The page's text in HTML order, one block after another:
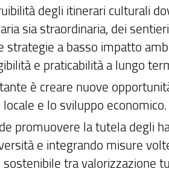
degli itinerari culturali
sia straordinaria, dei
strategie a basso impatto
e praticabilità a lungo
è creare nuove
e lo sviluppo economico.
promuovere la tutela degli
e integrando misure
tra valorizzazione